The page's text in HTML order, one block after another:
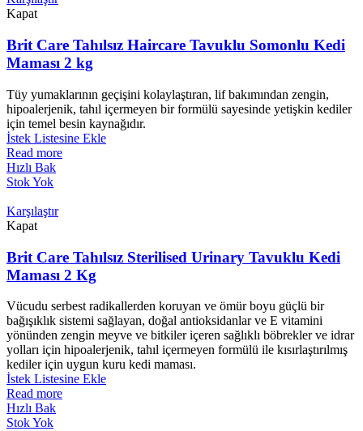
Kapat
Brit Care Tahılsız Haircare Tavuklu Somonlu Kedi
Maması 2 kg
Tüy yumaklarının geçişini kolaylaştıran, lif bakımından zengin,
hipoalerjenik, tahıl içermeyen bir formülü sayesinde yetişkin kediler
için temel besin kaynağıdır.
İstek Listesine Ekle
Read more
Hızlı Bak
Stok Yok
Karşılaştır
Kapat
Brit Care Tahılsız Sterilised Urinary Tavuklu Kedi
Maması 2 Kg
Vücudu serbest radikallerden koruyan ve ömür boyu güçlü bir
bağışıklık sistemi sağlayan, doğal antioksidanlar ve E vitamini
yönünden zengin meyve ve bitkiler içeren sağlıklı böbrekler ve idrar
yolları için hipoalerjenik, tahıl içermeyen formülü ile kısırlaştırılmış
kediler için uygun kuru kedi maması.
İstek Listesine Ekle
Read more
Hızlı Bak
Stok Yok